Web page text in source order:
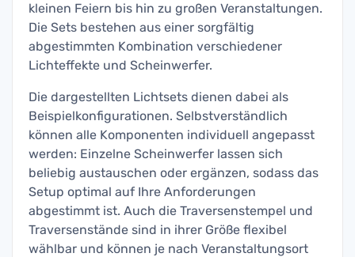
kleinen Feiern bis hin zu großen Veranstaltungen.
Die Sets bestehen aus einer sorgfältig
abgestimmten Kombination verschiedener
Lichteffekte und Scheinwerfer.
Die dargestellten Lichtsets dienen dabei als
Beispielkonfigurationen. Selbstverständlich
können alle Komponenten individuell angepasst
werden: Einzelne Scheinwerfer lassen sich
beliebig austauschen oder ergänzen, sodass das
Setup optimal auf Ihre Anforderungen
abgestimmt ist. Auch die Traversenstempel und
Traversenstände sind in ihrer Größe flexibel
wählbar und können je nach Veranstaltungsort